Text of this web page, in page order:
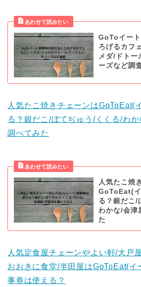
GoToイー
ろげるカフ
メダ/ドトー
ーズなど調
人気たこ焼きチェーンはGoToEat(
る？銀だこ/ぼてぢゅう/くくる/わ
調べてみた
人気たこ焼
GoToEat(イ
る？銀だこ/
わかな/会津
た
人気定食屋チェーンやよい軒/大戸
おおきに食堂/半田屋はGoToEat(イ
事券は使える？